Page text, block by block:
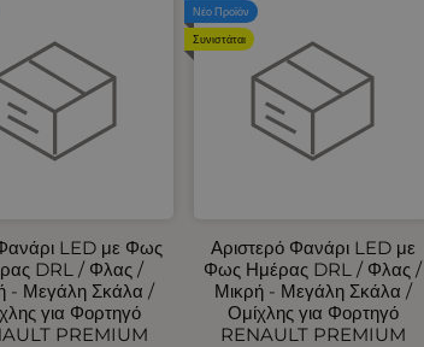
LED με Φως
DRL / Φλας /
- Μεγάλη Σκάλα /
για Φορτηγό
PREMIUM
Αριστερό Φανάρι LED με
Φως Ημέρας DRL / Φλας /
Μικρή - Μεγάλη Σκάλα /
Ομίχλης για Φορτηγό
RENAULT PREMIUM
Νέο Προϊόν
Συνιστάται